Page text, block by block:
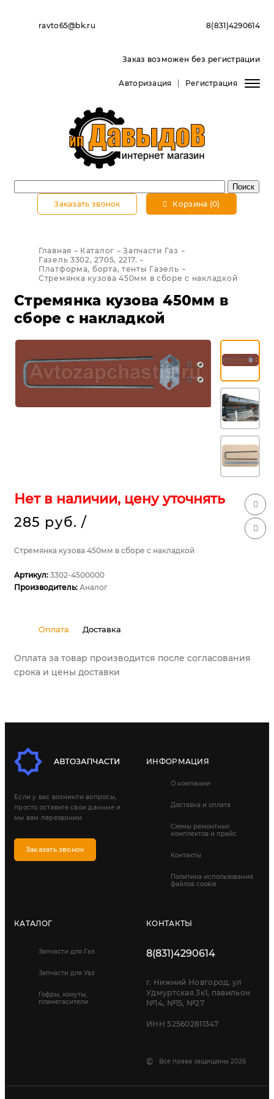
ravto65@bk.ru 8(831)4290614
Заказ возможен без регистрации
Авторизация Регистрация
Заказать звонок Корзина (0)
Главная Каталог
Запчасти Газ
Газель 3302, 2705, 2217.
Платформа, борта, тенты Газель
Стремянка кузова 450мм в сборе с накладкой
Стремянка кузова 450мм в
сборе с накладкой
Нет в наличии, цену уточнять
285 руб. /
Стремянка кузова 450мм в сборе с накладкой
Артикул: 3302-4500000
Производитель: Аналог
Оплата Доставка
Оплата за товар производится после согласования
срока и цены доставки
Если у вас возникли вопросы,
просто оставьте свои данные и
мы вам перезвоним
Заказать звонок
ИНФОРМАЦИЯ
О компании
Доставка и оплата
Схемы ремонтных
комплектов и прайс
Контакты
Политика использования
файлов cookie
КАТАЛОГ
Запчасти для Газ
Запчасти для Уаз
Гофры, хомуты,
пламегасители
КОНТАКТЫ
8(831)4290614
г. Нижний Новгород, ул
Удмуртская 3к1, павильон
№14, №15, №27
ИНН 525602811347
© Все права защищены 2026